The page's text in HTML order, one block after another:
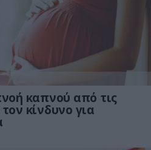
καπνού από τις
κίνδυνο για